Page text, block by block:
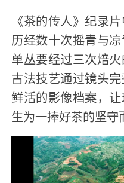
《茶的传人》纪录
历经数十次摇青与
单丛要经过三次焙
古法技艺通过镜头
鲜活的影像档案，
生为一捧好茶的坚守